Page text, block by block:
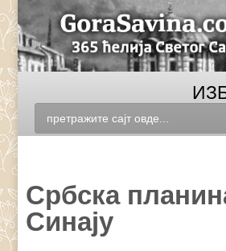
Србска
Синају